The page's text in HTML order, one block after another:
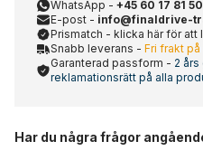
WhatsApp - +45 60 17 81 50
E-post - info@finaldrive-
Prismatch - klicka här för att
Snabb leverans - Fri frakt på
Garanterad passform - 2 års
reklamationsrätt på alla
Har du några frågor